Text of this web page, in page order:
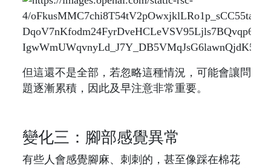
但這還不是全部，若忽略這種情況，可能會讓問
題逐漸累積，因此及早注意非常重要。
變化三：腳部感覺異常
有些人會感覺腳麻、刺刺的，甚至像踩在棉花